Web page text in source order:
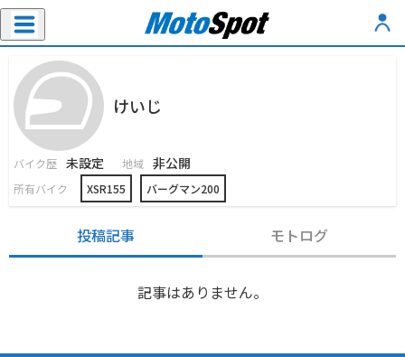
けいじ
バイク歴 未設定 地域 非公開
所有バイク XSR155 バーグマン200
投稿記事 モトログ
記事はありません。